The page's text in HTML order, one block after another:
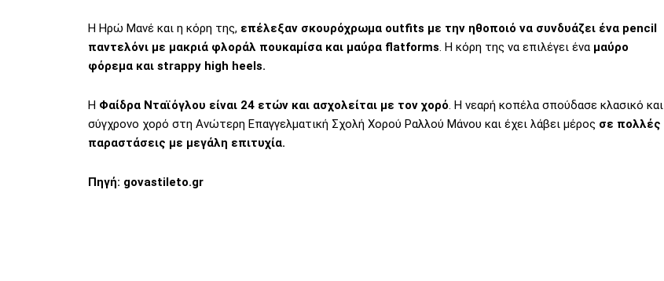
Η Ηρώ Μανέ και η κόρη της, επέλεξαν σκουρόχρωμα outfits με την ηθοποιό να συνδυάζει ένα pencil
παντελόνι με μακριά φλοράλ πουκαμίσα και μαύρα flatforms . H κόρη της να επιλέγει ένα μαύρο
φόρεμα και strappy high heels.
Η Φαίδρα Νταϊόγλου είναι 24 ετών και ασχολείται με τον χορό. Η νεαρή κοπέλα σπούδασε κλασικό και
σύγχρονο χορό στη Ανώτερη Επαγγελματική Σχολή Χορού Ραλλού Μάνου και έχει λάβει μέρος σε πολλές
παραστάσεις με μεγάλη επιτυχία.
Πηγή: govastileto.gr